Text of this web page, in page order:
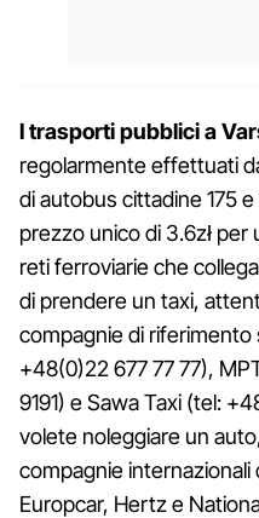
I trasporti pubblici a
regolarmente effettuati
di autobus cittadine 175
prezzo unico di 3.6zł
reti ferroviarie che
di prendere un taxi,
compagnie di riferimento
+48(0)22 677 77 77),
9191) e Sawa Taxi (tel:
volete noleggiare un
compagnie
Europcar, Hertz e